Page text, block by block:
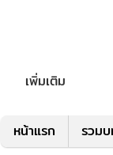
เพิ่มเติม
หน้าแรก รวม